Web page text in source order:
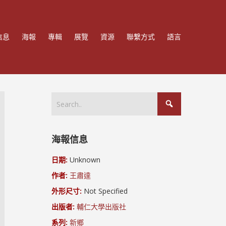
息 海報 專輯 展覽 資源 聯繫方式 語言
海報信息
日期: Unknown
作者: 王肅達
外形尺寸: Not Specified
出版者: 輔仁大學出版社
系列: 新鄉